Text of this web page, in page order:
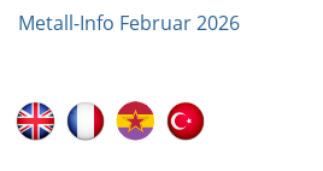
Metall-Info Februar 2026